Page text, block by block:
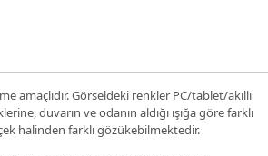
amaçlıdır. Görseldeki renkler PC/tablet/akıllı
duvarın ve odanın aldığı ışığa göre farklı
halinden farklı gözükebilmektedir.